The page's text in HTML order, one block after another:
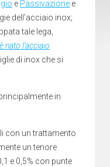
e Passivazione e
dell’acciaio inox;
tale lega,
nato l’acciaio
di inox che si
in
con un trattamento
un tenore
e 0,5% con punte